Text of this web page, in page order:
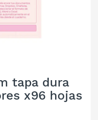
tapa dura
x96 hojas